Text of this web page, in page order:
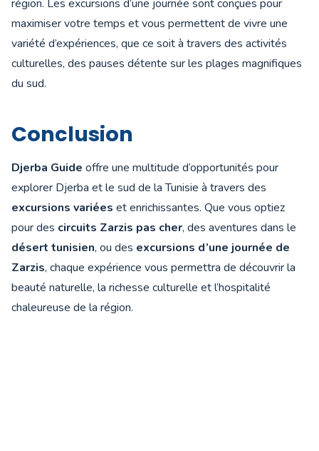
région. Les excursions d’une journée sont conçues pour
maximiser votre temps et vous permettent de vivre une
variété d’expériences, que ce soit à travers des activités
culturelles, des pauses détente sur les plages magnifiques
du sud.
Conclusion
Djerba Guide offre une multitude d’opportunités pour
explorer Djerba et le sud de la Tunisie à travers des
excursions variées et enrichissantes. Que vous optiez
pour des circuits Zarzis pas cher, des aventures dans le
désert tunisien, ou des excursions d’une journée de
Zarzis, chaque expérience vous permettra de découvrir la
beauté naturelle, la richesse culturelle et l’hospitalité
chaleureuse de la région.